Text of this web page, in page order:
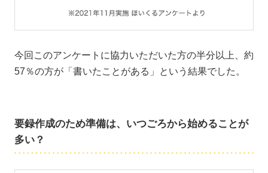
今回このアンケートに協力いただいた方の半分以上、約
57％の方が「書いたことがある」という結果でした。
要録作成のため準備は、いつごろから始めることが
多い？